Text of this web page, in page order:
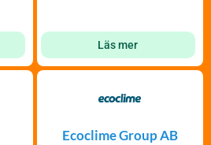
Läs mer
Ecoclime Group AB